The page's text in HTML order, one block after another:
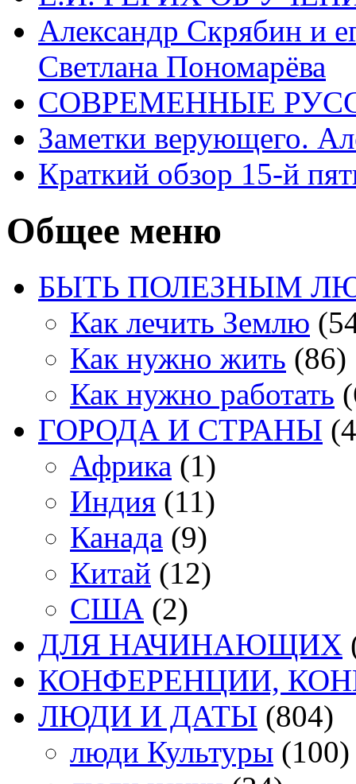
Александр Скрябин и
Светлана Пономарёва
СОВРЕМЕННЫЕ
Заметки верующего.
Краткий обзор 15-й
Общее меню
БЫТЬ ПОЛЕЗНЫМ
Как лечить Землю
Как нужно жить (86)
Как нужно работать
ГОРОДА И СТРАНЫ
Африка (1)
Индия (11)
Канада (9)
Китай (12)
США (2)
ДЛЯ НАЧИНАЮЩИХ
КОНФЕРЕНЦИИ,
ЛЮДИ И ДАТЫ (804)
люди Культуры (100)